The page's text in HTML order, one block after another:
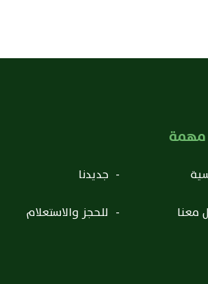
مهمة
جديدنا
معنا للحجز والاستعلام